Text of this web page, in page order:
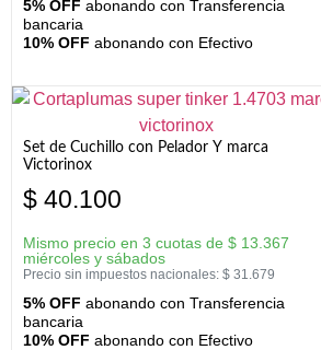
5% OFF abonando con Transferencia
bancaria
10% OFF abonando con Efectivo
Set de Cuchillo con Pelador Y marca
Victorinox
$ 40.100
Mismo precio en 3 cuotas de $ 13.367
miércoles y sábados
Precio sin impuestos nacionales: $ 31.679
5% OFF abonando con Transferencia
bancaria
10% OFF abonando con Efectivo